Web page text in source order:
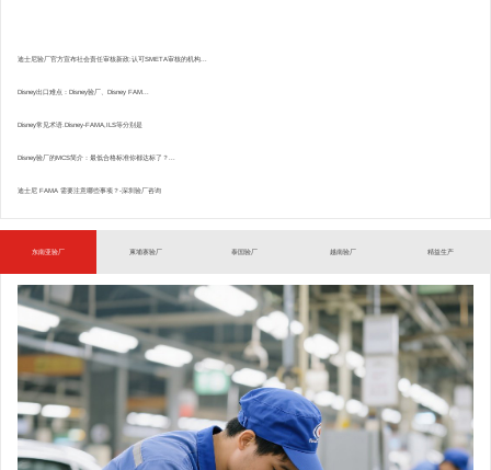
迪士尼验厂官方宣布社会责任审核新政:认可SMETA审核的机构...
Disney出口难点：Disney验厂、Disney FAM...
Disney常见术语.Disney-FAMA,ILS等分别是
Disney验厂的MCS简介：最低合格标准你都达标了？...
迪士尼 FAMA 需要注意哪些事项？-深圳验厂咨询
东南亚验厂 柬埔寨验厂 泰国验厂 越南验厂 精益生产